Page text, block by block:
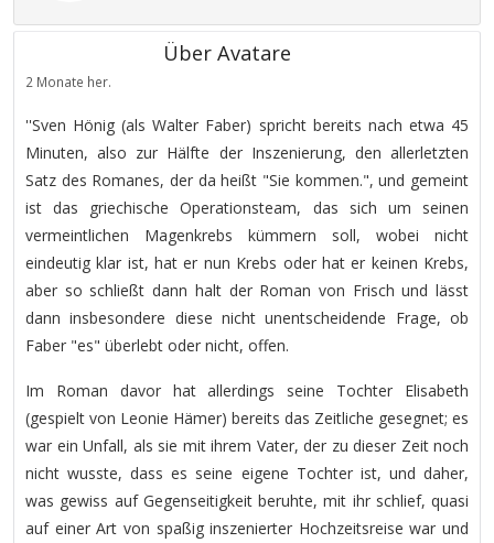
Über Avatare
2 Monate her.
''Sven Hönig (als Walter Faber) spricht bereits nach etwa 45
Minuten, also zur Hälfte der Inszenierung, den allerletzten
Satz des Romanes, der da heißt "Sie kommen.", und gemeint
ist das griechische Operationsteam, das sich um seinen
vermeintlichen Magenkrebs kümmern soll, wobei nicht
eindeutig klar ist, hat er nun Krebs oder hat er keinen Krebs,
aber so schließt dann halt der Roman von Frisch und lässt
dann insbesondere diese nicht unentscheidende Frage, ob
Faber "es" überlebt oder nicht, offen.
Im Roman davor hat allerdings seine Tochter Elisabeth
(gespielt von Leonie Hämer) bereits das Zeitliche gesegnet; es
war ein Unfall, als sie mit ihrem Vater, der zu dieser Zeit noch
nicht wusste, dass es seine eigene Tochter ist, und daher,
was gewiss auf Gegenseitigkeit beruhte, mit ihr schlief, quasi
auf einer Art von spaßig inszenierter Hochzeitsreise war und